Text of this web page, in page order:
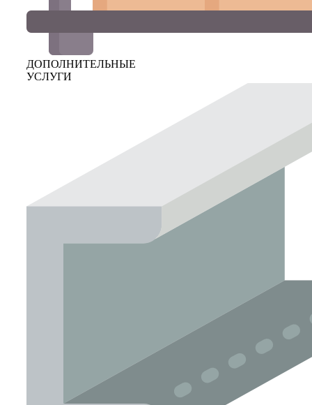
ДОПОЛНИТЕЛЬНЫЕ
УСЛУГИ